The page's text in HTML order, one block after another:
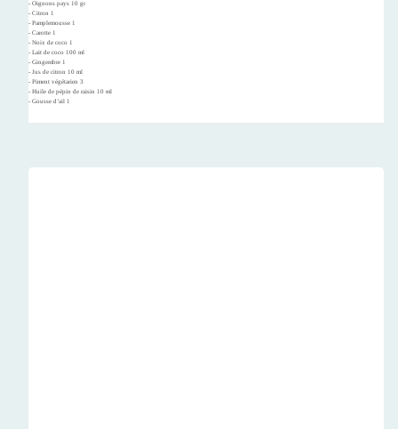
- Oignons pays 10 gr
- Citron 1
- Pamplemousse 1
- Carotte 1
- Noix de coco 1
- Lait de coco 100 ml
- Gingembre 1
- Jus de citron 10 ml
- Piment végétarien 3
- Huile de pépin de raisin 10 ml
- Gousse d’ail 1